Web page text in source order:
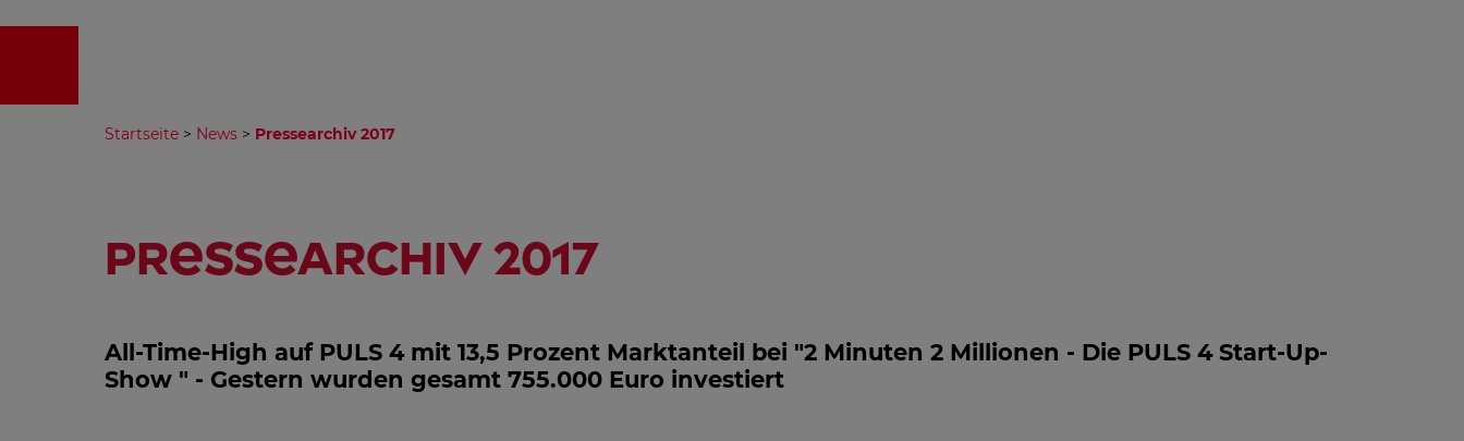
Startseite > News > Pressearchiv 2017
Pressearchiv 2017
All-Time-High auf PULS 4 mit 13,5 Prozent Marktanteil bei "2 Minuten 2 Millionen - Die PULS 4 Start-Up-
Show " - Gestern wurden gesamt 755.000 Euro investiert